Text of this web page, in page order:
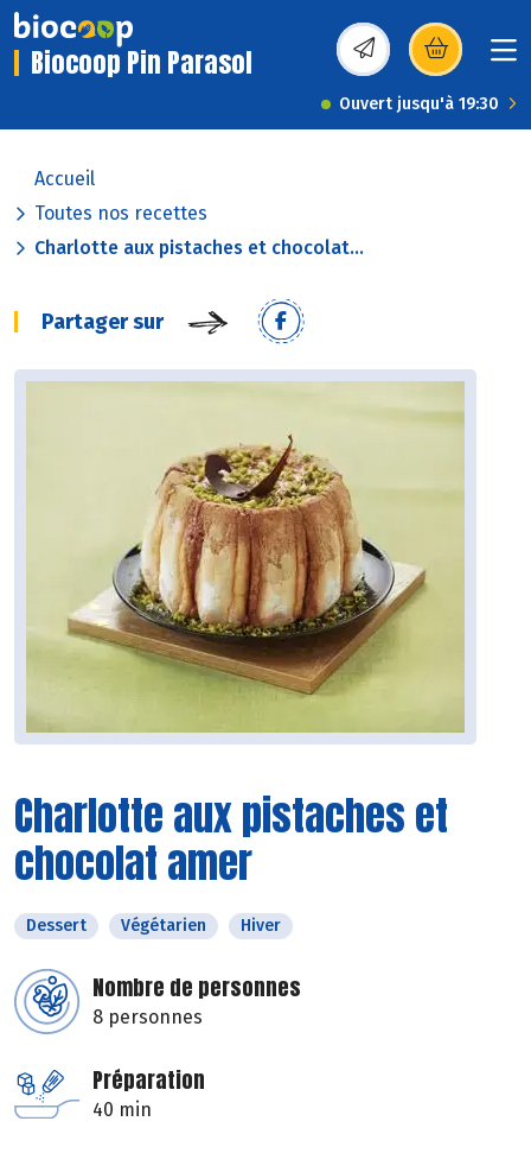
Biocoop Pin Parasol (s’ouvre dans une
Ouvert jusqu'à 19:30
Accueil
Toutes nos recettes
Charlotte aux pistaches et chocolat...
Partager sur
Charlotte aux pistaches et
chocolat amer
Dessert Végétarien Hiver
Nombre de personnes
8 personnes
Préparation
40 min